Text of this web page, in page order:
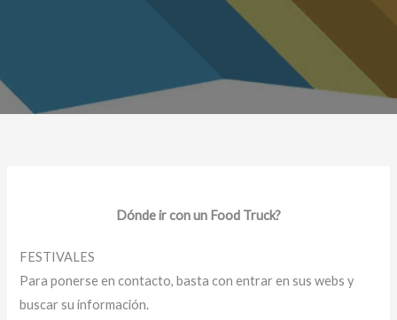
Dónde ir con un Food Truck?
FESTIVALES
Para ponerse en contacto, basta con entrar en sus webs y
buscar su información.